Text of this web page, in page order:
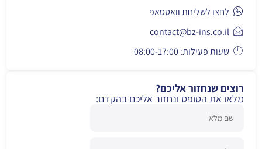
לחצו לשליחת וואטסאפ
contact@bz-ins.co.il
שעות פעילות: 08:00-17:00
רוצים שנחזור אליכם?
מלאו את הטופס ונחזור אליכם בהקדם: